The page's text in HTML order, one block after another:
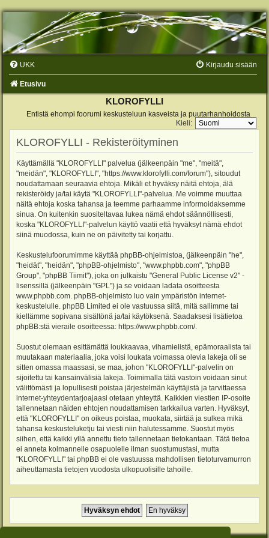
UKK Kirjaudu sisään
Etusivu
KLOROFYLLI
Entistä ehompi foorumi keskusteluun kasveista ja puutarhanhoidosta
Kieli:
KLOROFYLLI - Rekisteröityminen
Käyttämällä "KLOROFYLLI" palvelua (jälkeenpäin "me", "meitä",
"meidän", "KLOROFYLLI", "https://www.klorofylli.com/forum"), sitoudut
noudattamaan seuraavia ehtoja. Mikäli et hyväksy näitä ehtoja, älä
rekisteröidy ja/tai käytä "KLOROFYLLI"-palvelua. Me voimme muuttaa
näitä ehtoja koska tahansa ja teemme parhaamme informoidaksemme
sinua. On kuitenkin suositeltavaa lukea nämä ehdot säännöllisesti,
koska "KLOROFYLLI"-palvelun käyttö vaatii että hyväksyt nämä ehdot
siinä muodossa, kuin ne on päivitetty tai korjattu.
Keskustelufoorumimme käyttää phpBB-ohjelmistoa, (jälkeenpäin "he",
"heidät", "heidän", "phpBB-ohjelmisto", "www.phpbb.com", "phpBB
Group", "phpBB Tiimit"), joka on julkaistu "General Public License v2" -
lisenssillä (jälkeenpäin "GPL") ja se voidaan ladata osoitteesta
www.phpbb.com . phpBB-ohjelmisto luo vain ympäristön internet-
keskustelulle. phpBB Limited ei ole vastuussa siitä, mitä sallimme tai
kiellämme sopivana sisältönä ja/tai käytöksenä. Saadaksesi lisätietoa
phpBB:stä vieraile osoitteessa: https://www.phpbb.com/.
Suostut olemaan esittämättä loukkaavaa, vihamielistä, epämoraalista tai
muutakaan materiaalia, joka voisi loukata voimassa olevia lakeja oli se
sitten omassa maassasi, se maa, johon "KLOROFYLLI"-palvelin on
sijoitettu tai kansainvälisiä lakeja. Toimimalla tätä vastoin voidaan sinut
välittömästi ja lopullisesti poistaa järjestelmän käyttäjistä ja tarvittaessa
internet-yhteydentarjoajaasi otetaan yhteyttä. Kaikkien viestien IP-osoite
tallennetaan näiden ehtojen noudattamisen tarkkailua varten. Hyväksyt,
että "KLOROFYLLI" on oikeus poistaa, muokata, siirtää ja sulkea mikä
tahansa keskusteluketju tai viesti niin halutessamme. Suostut myös
siihen, että kaikki yllä annettu tieto tallennetaan tietokantaan. Tätä tietoa
ei anneta kolmannelle osapuolelle ilman suostumustasi, mutta
"KLOROFYLLI" tai phpBB ei ole vastuussa mahdollisen tietoturvamurron
aiheuttamasta tietojen vuodosta ulkopuolisille tahoille.